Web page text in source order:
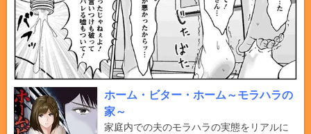
ホーム・ビター・ホーム～モラハラの
家～
家庭内での夫のモラハラの実態をリアルに